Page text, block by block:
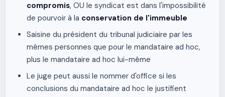
compromis, OU le syndicat est dans l'impossibilité
de pourvoir à la conservation de l'immeuble
Saisine du président du tribunal judiciaire par les
mêmes personnes que pour le mandataire ad hoc,
plus le mandataire ad hoc lui-même
Le juge peut aussi le nommer d'office si les
conclusions du mandataire ad hoc le justifient